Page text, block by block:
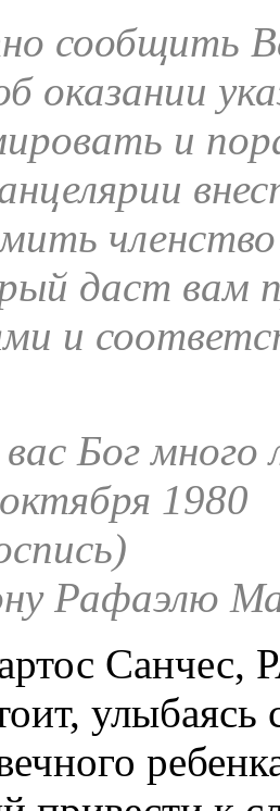
сообщить
оказании
и
даст вам
и
Бог много
1980
Рафаэлю